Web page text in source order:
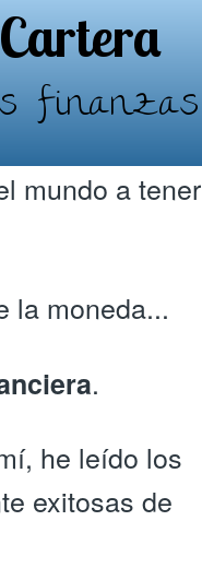
finanzas
mundo a tener
la moneda...
.
he leído los
exitosas de